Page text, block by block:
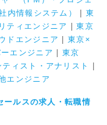
内情報システム）
東
ティエンジニア |東京
ドエンジニア |東京×
エンジニア
東京
ィスト・アナリスト
エンジニア
ルスの求人・転職情